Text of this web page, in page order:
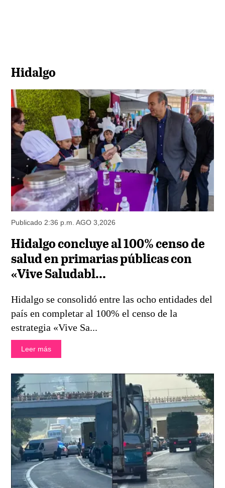
Hidalgo
Publicado 2:36 p.m. AGO 3,2026
Hidalgo concluye al 100% censo de
salud en primarias públicas con
«Vive Saludabl...
Hidalgo se consolidó entre las ocho entidades del
país en completar al 100% el censo de la
estrategia «Vive Sa...
Leer más